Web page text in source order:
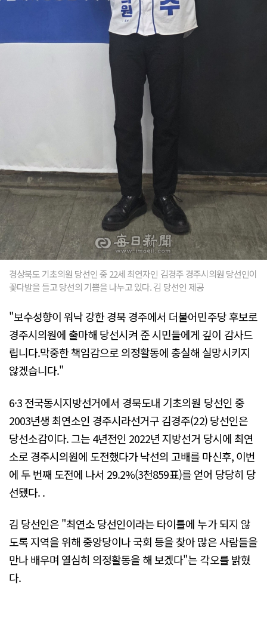
경상북도 기초의원 당선인 중 22세 최연자인 김경주 경주시의원 당선인이
꽃다발을 들고 당선의 기쁨을 나누고 있다. 김 당선인 제공
"보수성향이 워낙 강한 경북 경주에서 더불어민주당 후보로
경주시의원에 출마해 당선시켜 준 시민들에게 깊이 감사드
립니다.막중한 책임감으로 의정활동에 충실해 실망시키지
않겠습니다."
6·3 전국동시지방선거에서 경북도내 기초의원 당선인 중
2003년생 최연소인 경주시라선거구 김경주(22) 당선인은
당선소감이다. 그는 4년전인 2022년 지방선거 당시에 최연
소로 경주시의원에 도전했다가 낙선의 고배를 마신후, 이번
에 두 번째 도전에 나서 29.2%(3천859표)를 얻어 당당히 당
선됐다. .
김 당선인은 "최연소 당선인이라는 타이틀에 누가 되지 않
도록 지역을 위해 중앙당이나 국회 등을 찾아 많은 사람들을
만나 배우며 열심히 의정활동을 해 보겠다"는 각오를 밝혔
다.